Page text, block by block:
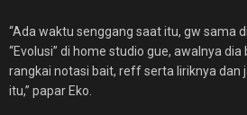
“Ada waktu senggang saat itu, gw sama
“Evolusi” di home studio gue, awalnya
rangkai notasi bait, reff serta liriknya dan
itu,” papar Eko.